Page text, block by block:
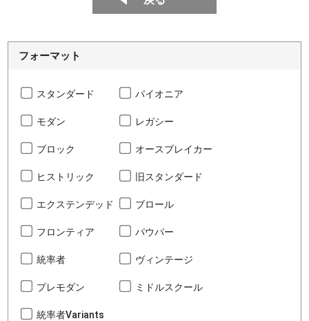
フォーマット
スタンダード パイオニア
モダン レガシー
ブロック オースブレイカー
ヒストリック 旧スタンダード
エクステンデッド ブロール
フロンティア パウパー
統率者 ヴィンテージ
プレモダン ミドルスクール
統率者Variants